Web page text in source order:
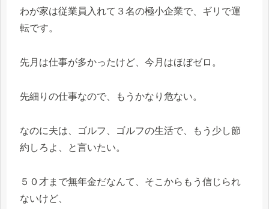
わが家は従業員入れて３名の極小企業で、ギリで運
転です。
先月は仕事が多かったけど、今月はほぼゼロ。
先細りの仕事なので、もうかなり危ない。
なのに夫は、ゴルフ、ゴルフの生活で、もう少し節
約しろよ、と言いたい。
５０才まで無年金だなんて、そこからもう信じられ
ないけど、